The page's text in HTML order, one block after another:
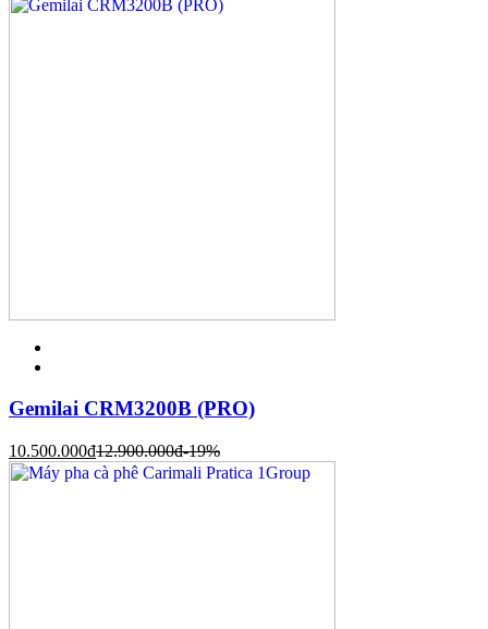
Gemilai CRM3200B (PRO)
10.500.000đ12.900.000đ-19%